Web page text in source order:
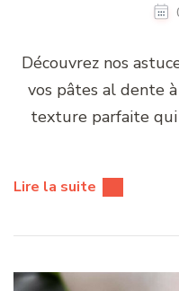
Découvrez nos
vos pâtes al dente
texture parfaite
Lire la suite